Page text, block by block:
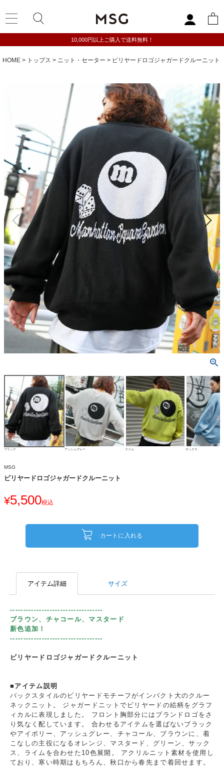
10,000円以上ご購入で送料無料！
HOME トップス ニット・セーター ビリヤードロゴジャガードクルーニット
ブラック アッシュグレー ライム サックス
MSG
ビリヤードロゴジャガードクルーニット
¥5,500税込
カートに入れる
アイテム詳細 サイズ
-----------------------------------
ブラウン、チャコール、マスタード
新色追加！
-----------------------------------
ビリヤードロゴジャガードクルーニット
■アイテム説明
バックスタイルのビリヤードモチーフがインパクト大のクルー
ネックニット。 ジャガードニットでビリヤードの絵柄をグラフ
ィカルに表現しました。 フロント胸部分にはブランドロゴをさ
り気なく配しています。 合わせるアイテムを選ばないブラック
やアイボリー、アッシュグレー、チャコール、ブラウンに、着
こなしの主役になるオレンジ、マスタード、グリーン、サック
ス、ライムを合わせた10色展開。 アクリルニット素材を使用し
ており、寒い時期はもちろん、秋口から春先まで着回せます。